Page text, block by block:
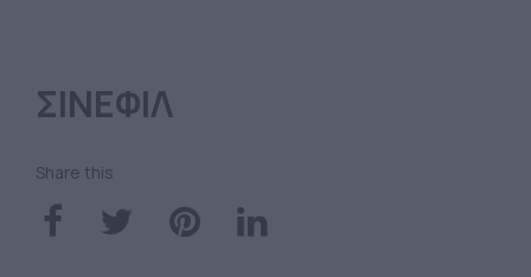
ΣΙΝΕΦΙΛ
Share this